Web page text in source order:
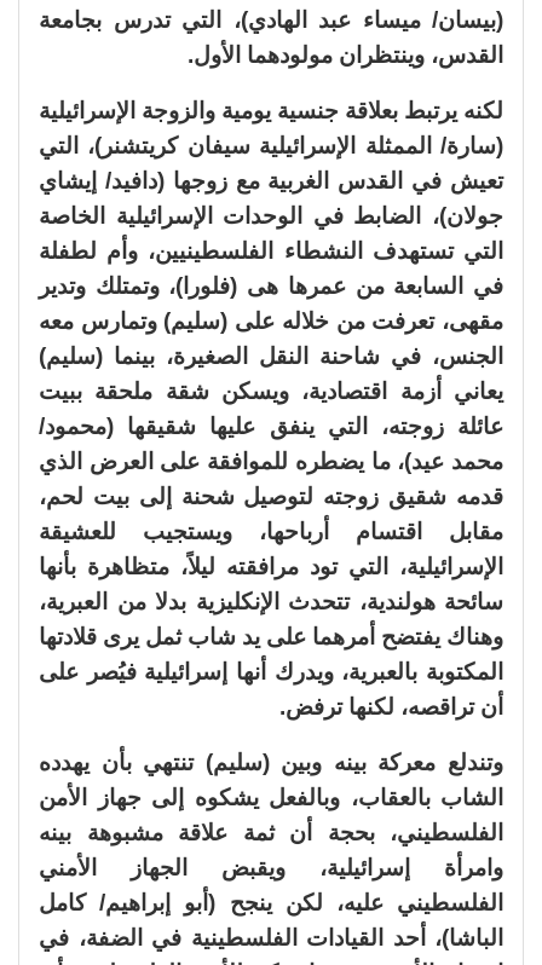
(بيسان/ ميساء عبد الهادي)، التي تدرس بجامعة
القدس، وينتظران مولودهما الأول.
لكنه يرتبط بعلاقة جنسية يومية والزوجة الإسرائيلية
(سارة/ الممثلة الإسرائيلية سيفان كريتشنر)، التي
تعيش في القدس الغربية مع زوجها (دافيد/ إيشاي
جولان)، الضابط في الوحدات الإسرائيلية الخاصة
التي تستهدف النشطاء الفلسطينيين، وأم لطفلة
في السابعة من عمرها هى (فلورا)، وتمتلك وتدير
مقهى، تعرفت من خلاله على (سليم) وتمارس معه
الجنس، في شاحنة النقل الصغيرة، بينما (سليم)
يعاني أزمة اقتصادية، ويسكن شقة ملحقة ببيت
عائلة زوجته، التي ينفق عليها شقيقها (محمود/
محمد عيد)، ما يضطره للموافقة على العرض الذي
قدمه شقيق زوجته لتوصيل شحنة إلى بيت لحم،
مقابل اقتسام أرباحها، ويستجيب للعشيقة
الإسرائيلية، التي تود مرافقته ليلاً، متظاهرة بأنها
سائحة هولندية، تتحدث الإنكليزية بدلا من العبرية،
وهناك يفتضح أمرهما على يد شاب ثمل يرى قلادتها
المكتوبة بالعبرية، ويدرك أنها إسرائيلية فيُصر على
أن تراقصه، لكنها ترفض.
وتندلع معركة بينه وبين (سليم) تنتهي بأن يهدده
الشاب بالعقاب، وبالفعل يشكوه إلى جهاز الأمن
الفلسطيني، بحجة أن ثمة علاقة مشبوهة بينه
وامرأة إسرائيلية، ويقبض الجهاز الأمني
الفلسطيني عليه، لكن ينجح (أبو إبراهيم/ كامل
الباشا)، أحد القيادات الفلسطينية في الضفة، في